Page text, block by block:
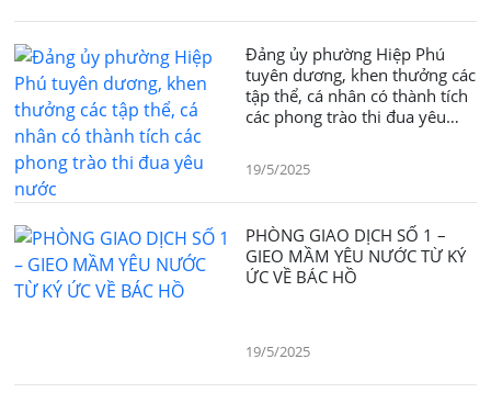
Đảng ủy phường Hiệp Phú
tuyên dương, khen thưởng các
tập thể, cá nhân có thành tích
các phong trào thi đua yêu
19/5/2025
PHÒNG GIAO DỊCH SỐ 1 –
GIEO MẦM YÊU NƯỚC TỪ KÝ
ỨC VỀ BÁC HỒ
19/5/2025